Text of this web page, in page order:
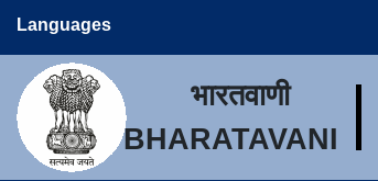
Languages
भारतवाणी
BHARATAVANI